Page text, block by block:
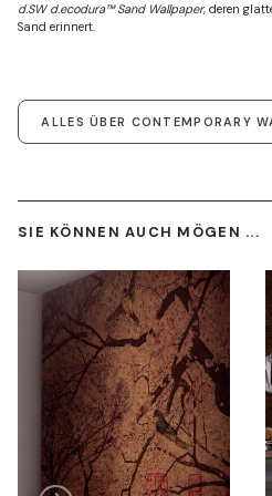
d.SW d.ecodura™ Sand Wallpaper, deren
Sand erinnert.
ALLES ÜBER CONTEMPORARY
SIE KÖNNEN AUCH MÖGEN ...